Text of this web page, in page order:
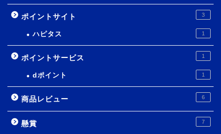
ポイントサイト 3
ハピタス 1
ポイントサービス 1
dポイント 1
商品レビュー 6
懸賞 7